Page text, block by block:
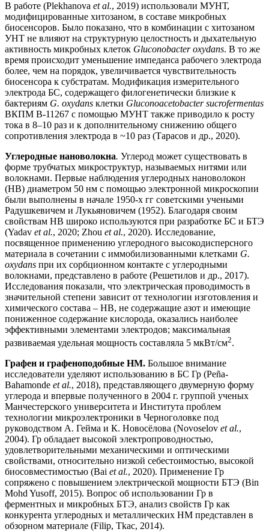
В работе (Plekhanova et al., 2019) использовали МУНТ,
модифицированные хитозаном, в составе микробных
биосенсоров. Было показано, что в комбинации с хитозаном
УНТ не влияют на структурную целостность и дыхательную
активность микробных клеток Gluconobacter oxydans. В то же
время происходит уменьшение импеданса рабочего электрода
более, чем на порядок, увеличивается чувствительность
биосенсора к субстратам. Модификация измерительного
электрода БС, содержащего филогенетически близкие к
бактериям G. oxydans клетки Gluconoacetobacter sucrofermentas
ВКПМ B-11267 с помощью МУНТ также приводило к росту
тока в 8–10 раз и к дополнительному снижению общего
сопротивления электрода в ~10 раз (Тарасов и др., 2020).
Углеродные нановолокна. Углерод может существовать в
форме трубчатых микроструктур, называемых нитями или
волокнами. Первые наблюдения углеродных нановолокон
(НВ) диаметром 50 нм с помощью электронной микроскопии
были выполнены в начале 1950-х гг советскими учеными
Радушкевичем и Лукьяновичем (1952). Благодаря своим
свойствам НВ широко используются при разработке БС и БТЭ
(Yadav et al., 2020; Zhou et al., 2020). Исследование,
посвященное применению углеродного высокодисперсного
материала в сочетании с иммобилизованными клетками G.
oxydans при их сорбционном контакте с углеродными
волокнами, представлено в работе (Решетилов и др., 2017).
Исследования показали, что электрическая проводимость в
значительной степени зависит от технологии изготовления и
химического состава – НВ, не содержащие азот и имеющие
пониженное содержание кислорода, оказались наиболее
эффективными элементами электродов; максимальная
развиваемая удельная мощность составляла 5 мкВт/см2.
Графен и графеноподобные НМ. Большое внимание
исследователи уделяют использованию в БС Гр (Peña-
Bahamonde et al., 2018), представляющего двумерную форму
углерода и впервые полученного в 2004 г. группой ученых
Манчестерского университета и Института проблем
технологии микроэлектроники в Черноголовке под
руководством А. Гейма и К. Новосёлова (Novoselov et al.,
2004). Гр обладает высокой электропроводностью,
удовлетворительными механическими и оптическими
свойствами, относительно низкой себестоимостью, высокой
биосовместимостью (Bai et al., 2020). Применение Гр
сопряжено с повышением электрической мощности БТЭ (Bin
Mohd Yusoff, 2015). Вопрос об использовании Гр в
ферментных и микробных БТЭ, анализ свойств Гр как
конкурента углеродных и металлических НМ представлен в
обзорном материале (Filip, Tkac, 2014).